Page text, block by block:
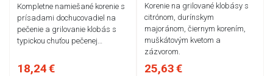
Kompletne namiešané korenie s
prísadami dochucovadiel na
pečenie a grilovanie klobás s
typickou chuťou pečenej…
18,24 €
Korenie na grilované klobásy s
citrónom, durínskym
majoránom, čiernym korením,
muškátovým kvetom a
zázvorom.
25,63 €